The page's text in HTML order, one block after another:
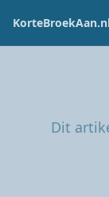
Dit